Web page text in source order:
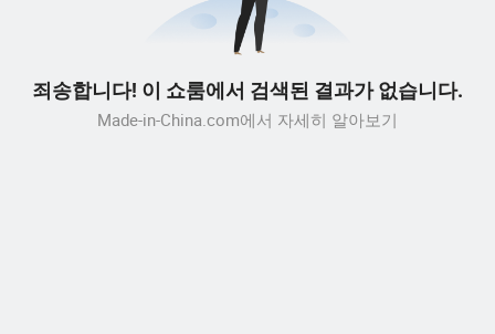
죄송합니다! 이 쇼룸에서 검색된 결과가 없습니다.
Made-in-China.com에서 자세히 알아보기